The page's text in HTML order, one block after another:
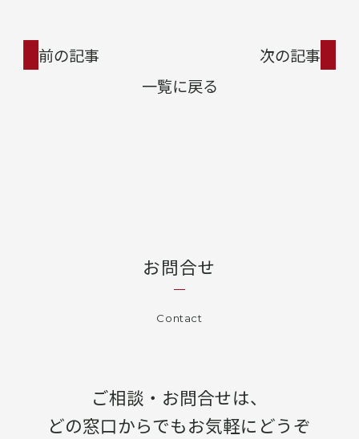
前の記事
一覧に戻る
次の記事
お問合せ
Contact
ご相談・お問合せは、
どの窓口からでもお気軽にどうぞ